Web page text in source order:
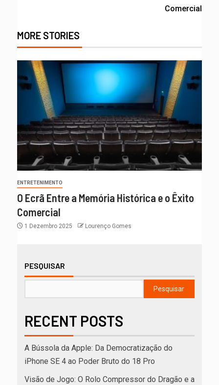
Comercial
MORE STORIES
ENTRETENIMENTO
O Ecrã Entre a Memória Histórica e o Êxito
Comercial
1 Dezembro 2025 Lourenço Gomes
PESQUISAR
Pesquisar
RECENT POSTS
A Bússola da Apple: Da Democratização do
iPhone SE 4 ao Poder Bruto do 18 Pro
Visão de Jogo: O Rolo Compressor do Dragão e a